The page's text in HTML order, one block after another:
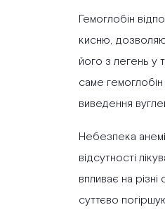
Гемоглобін
кисню,
його з легень у
саме
виведення
Небезпека
відсутності
впливає на різні
суттєво